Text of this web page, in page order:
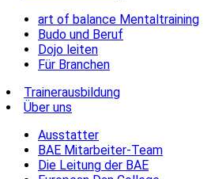
art of balance Mentaltraining
Budo und Beruf
Dojo leiten
Für Branchen
Trainerausbildung
Über uns
Ausstatter
BAE Mitarbeiter-Team
Die Leitung der BAE